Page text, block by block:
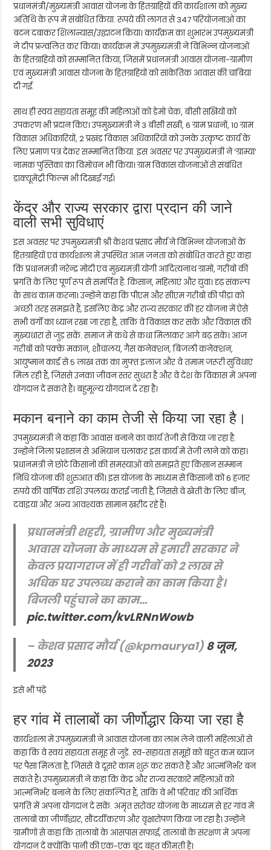
प्रधानमंत्री/मुख्यमंत्री आवास योजना के हितग्राहियों की कार्यशाला को मुख्य
अतिथि के रूप में संबोधित किया. रुपये की लागत से 347 परियोजनाओं का
बटन दबाकर शिलान्यास/उद्घाटन किया। कार्यक्रम का शुभारंभ उपमुख्यमंत्री
ने दीप प्रज्वलित कर किया। कार्यक्रम में उपमुख्यमंत्री ने विभिन्न योजनाओं
के हितग्राहियों को सम्मानित किया, जिसमें प्रधानमंत्री आवास योजना-ग्रामीण
एवं मुख्यमंत्री आवास योजना के हितग्राहियों को सांकेतिक आवास की चाबियां
दी गई.
साथ ही स्वयं सहायता समूह की महिलाओं को डेमो चेक, बीसी सखियों को
उपकरण भी प्रदान किए। उपमुख्यमंत्री ने 3 बीसी सखी, 6 ग्राम प्रधानों, 10 ग्राम
विकास अधिकारियों, 2 प्रखंड विकास अधिकारियों को उनके उत्कृष्ट कार्य के
लिए प्रमाण पत्र देकर सम्मानित किया. इस अवसर पर उपमुख्यमंत्री ने ‘ग्राम्या’
नामक पुस्तिका का विमोचन भी किया। ग्राम विकास योजनाओं से संबंधित
डाक्यूमेंट्री फिल्म भी दिखाई गई।
केंद्र और राज्य सरकार द्वारा प्रदान की जाने
वाली सभी सुविधाएं
इस अवसर पर उपमुख्यमंत्री श्री केशव प्रसाद मौर्य ने विभिन्न योजनाओं के
हितग्राहियों एवं कार्यशाला में उपस्थित आम जनता को संबोधित करते हुए कहा
कि प्रधानमंत्री नरेन्द्र मोदी एवं मुख्यमंत्री योगी आदित्यनाथ ग्रामों, गरीबों की
प्रगति के लिए पूर्ण रूप से समर्पित हैं. किसान, महिलाएं और युवा। दृढ़ संकल्प
के साथ काम करना। उन्होंने कहा कि पीएम और सीएम गरीबों की पीड़ा को
अच्छी तरह समझते हैं, इसलिए केंद्र और राज्य सरकार की हर योजना में ऐसे
सभी वर्गों का ध्यान रखा जा रहा है, ताकि वे विकास कर सकें और विकास की
मुख्यधारा से जुड़ सकें. समाज में कंधे से कंधा मिलाकर आगे बढ़ सकें। आज
गरीबों को पक्के मकान, शौचालय, गैस कनेक्शन, बिजली कनेक्शन,
आयुष्मान कार्ड से 5 लाख तक का मुफ्त इलाज और वे तमाम जरूरी सुविधाएं
मिल रही हैं, जिससे उनका जीवन स्तर सुधरा है और वे देश के विकास में अपना
योगदान दे सकते हैं। बहुमूल्य योगदान दे रहा है।
मकान बनाने का काम तेजी से किया जा रहा है।
उपमुख्यमंत्री ने कहा कि आवास बनाने का कार्य तेजी से किया जा रहा है.
उन्होंने जिला प्रशासन से अभियान चलाकर इस कार्य में तेजी लाने को कहा।
प्रधानमंत्री ने छोटे किसानों की समस्याओं को समझते हुए किसान सम्मान
निधि योजना की शुरुआत की। इस योजना के माध्यम से किसानों को 6 हजार
रुपये की वार्षिक राशि उपलब्ध कराई जाती है, जिससे वे खेती के लिए बीज,
दवाइयां और अन्य आवश्यक सामान खरीद रहे हैं।
प्रधानमंत्री शहरी, ग्रामीण और मुख्यमंत्री
आवास योजना के माध्यम से हमारी सरकार ने
केवल प्रयागराज में ही गरीबों को 2 लाख से
अधिक घर उपलब्ध कराने का काम किया है।
बिजली पहुंचाने का काम…
pic.twitter.com/kvLRNnWowb
– केशव प्रसाद मौर्य (@kpmaurya1) 8 जून,
2023
इसे भी पढ़ें
हर गांव में तालाबों का जीर्णोद्धार किया जा रहा है
कार्यशाला में उपमुख्यमंत्री ने आवास योजना का लाभ लेने वाली महिलाओं से
कहा कि वे स्वयं सहायता समूह से जुड़ें. स्व-सहायता समूहों को बहुत कम ब्याज
पर पैसा मिलता है, जिससे वे दूसरे काम शुरू कर सकते हैं और आत्मनिर्भर बन
सकते हैं। उपमुख्यमंत्री ने कहा कि केंद्र और राज्य सरकारें महिलाओं को
आत्मनिर्भर बनाने के लिए संकल्पित हैं, ताकि वे भी परिवार की आर्थिक
प्रगति में अपना योगदान दे सकें. अमृत ​​सरोवर योजना के माध्यम से हर गांव में
तालाबों का जीर्णोद्धार, सौंदर्यीकरण और वृक्षारोपण किया जा रहा है। उन्होंने
ग्रामीणों से कहा कि तालाबों के आसपास सफाई, तालाबों के संरक्षण में अपना
योगदान दें क्योंकि पानी की एक-एक बूंद बहुत कीमती है।